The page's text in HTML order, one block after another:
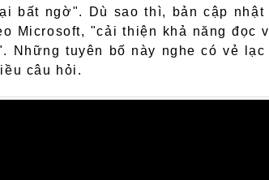
bất ngờ". Dù sao thì, bản cập
Microsoft, "cải thiện khả năng
Những tuyên bố này nghe có vẻ
câu hỏi.